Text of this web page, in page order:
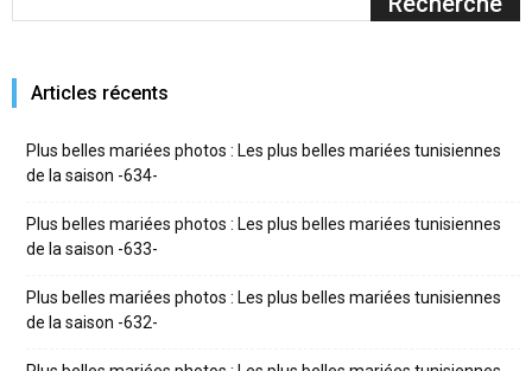
Articles récents
Plus belles mariées photos : Les plus belles mariées tunisiennes
de la saison -634-
Plus belles mariées photos : Les plus belles mariées tunisiennes
de la saison -633-
Plus belles mariées photos : Les plus belles mariées tunisiennes
de la saison -632-